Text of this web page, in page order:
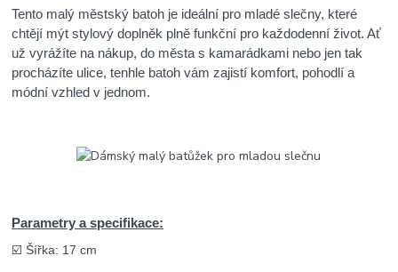
Tento malý městský batoh je ideální pro mladé slečny, které
chtějí mýt stylový doplněk plně funkční pro každodenní život. Ať
už vyrážíte na nákup, do města s kamarádkami nebo jen tak
prochází­te ulice, tenhle batoh vám zajistí komfort, pohodlí a
módní vzhled v jednom.
Parametry a specifikace:
☑️ Šířka: 17 cm